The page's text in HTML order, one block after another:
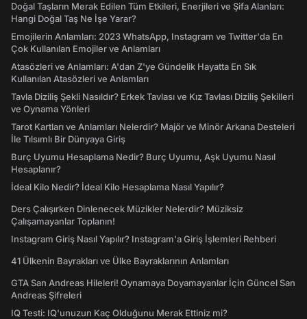
Doğal Taşların Merak Edilen Tüm Etkileri, Enerjileri ve Şifa Alanları:
Hangi Doğal Taş Ne İşe Yarar?
Emojilerin Anlamları: 2023 WhatsApp, Instagram ve Twitter'da En
Çok Kullanılan Emojiler ve Anlamları
Atasözleri ve Anlamları: A'dan Z'ye Gündelik Hayatta En Sık
Kullanılan Atasözleri ve Anlamları
Tavla Diziliş Şekli Nasıldır? Erkek Tavlası ve Kız Tavlası Diziliş Şekilleri
ve Oynama Yönleri
Tarot Kartları ve Anlamları Nelerdir? Majör ve Minör Arkana Desteleri
İle Tılsımlı Bir Dünyaya Giriş
Burç Uyumu Hesaplama Nedir? Burç Uyumu, Aşk Uyumu Nasıl
Hesaplanır?
İdeal Kilo Nedir? İdeal Kilo Hesaplama Nasıl Yapılır?
Ders Çalışırken Dinlenecek Müzikler Nelerdir? Müziksiz
Çalışamayanlar Toplanın!
Instagram Giriş Nasıl Yapılır? Instagram'a Giriş İşlemleri Rehberi
41 Ülkenin Bayrakları ve Ülke Bayraklarının Anlamları
GTA San Andreas Hileleri! Oynamaya Doyamayanlar İçin Güncel San
Andreas Şifreleri
IQ Testi: IQ'unuzun Kaç Olduğunu Merak Ettiniz mi?